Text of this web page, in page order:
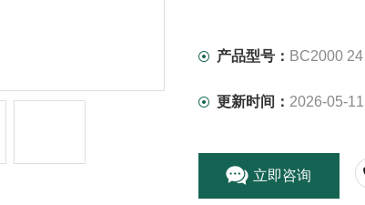
产品型号： BC2000 24 MP
更新时间： 2026-05-11
立即咨询